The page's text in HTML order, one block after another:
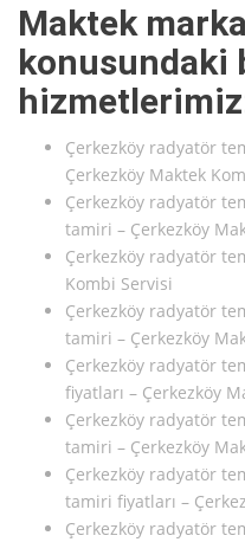
Maktek
konusundaki
Çerkezköy radyatör
Çerkezköy Maktek
Çerkezköy radyatör
tamiri – Çerkezköy
Çerkezköy radyatör
Kombi Servisi
Çerkezköy radyatör
tamiri – Çerkezköy
Çerkezköy radyatör
fiyatları – Çerkezköy
Çerkezköy radyatör
tamiri – Çerkezköy
Çerkezköy radyatör
tamiri fiyatları –
Çerkezköy radyatör